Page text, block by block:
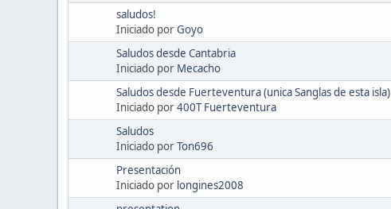
saludos!
Iniciado porGoyo
Saludos desde Cantabria
Iniciado por Mecacho
Saludos desde Fuerteventura (unica Sanglas de esta isla)
Iniciado por400T Fuerteventura
Saludos
Iniciado porTon696
Presentación
Iniciado por longines2008